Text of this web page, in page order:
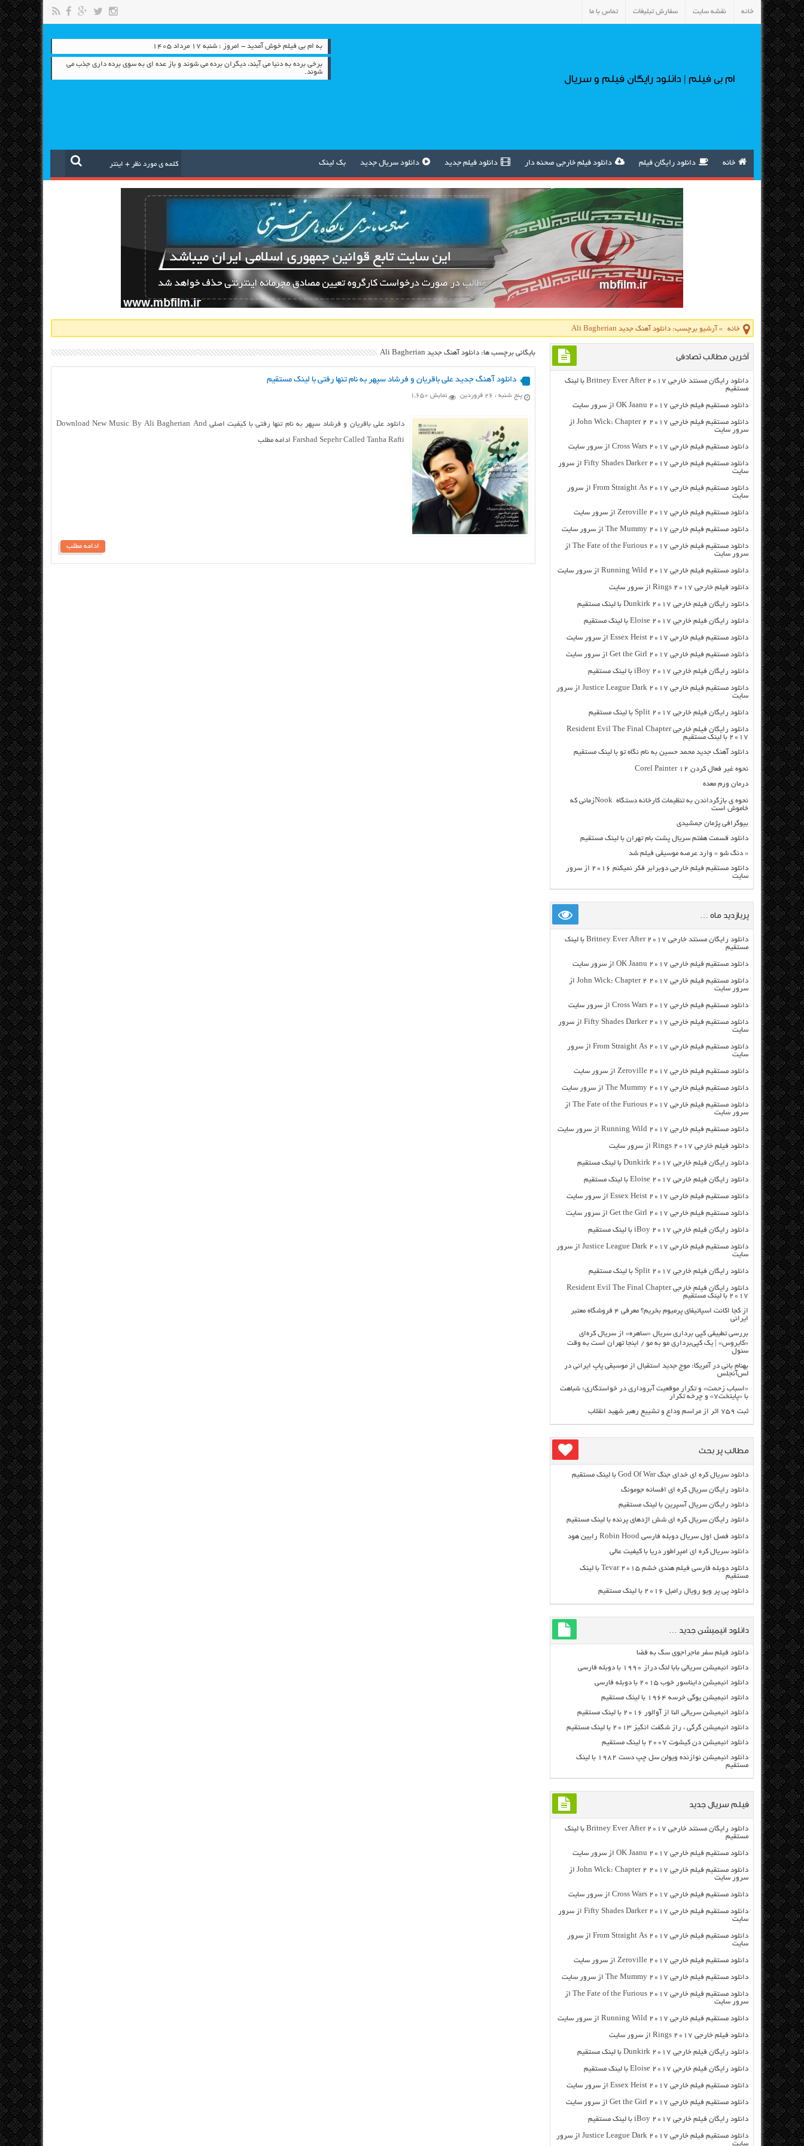
خانه نقشه سایت سفارش تبلیغات تماس با ما
ام بی فیلم | دانلود رایگان فیلم و سریال
به ام بی فیلم خوش آمدید - امروز : شنبه ۱۷ مرداد ۱۴۰۵
برخي برده به دنيا مي آيند، ديگران برده مي شوند و باز عده اي به سوي برده داري جذب مي
شوند.
خانه دانلود رایگان فیلم دانلود فیلم خارجی صحنه دار دانلود فیلم جدید دانلود سریال جدید بک لینک
خانه » آرشیو برچسب: دانلود آهنگ جدید Ali Bagherian
بایگانی برچسب ها: دانلود آهنگ جدید Ali Bagherian
دانلود آهنگ جدید علی باقریان و فرشاد سپهر به نام تنها رفتی با لینک مستقیم
پنج شنبه ، ۲۶ فروردین نمایش 1,650
دانلود علی باقریان و فرشاد سپهر به نام تنها رفتی با کیفیت اصلی Download New Music By Ali Bagherian And
Farshad Sepehr Called Tanha Rafti ادامه مطلب
ادامه مطلب
آخرین مطالب تصادفی
دانلود رایگان مسنتد خارجی Britney Ever After 2017 با لینک
مستقیم
دانلود مستقیم فیلم خارجی OK Jaanu 2017 از سرور سایت
دانلود مستقیم فیلم خارجی John Wick: Chapter 2 2017 از
سرور سایت
دانلود مستقیم فیلم خارجی Cross Wars 2017 از سرور سایت
دانلود مستقیم فیلم خارجی Fifty Shades Darker 2017 از سرور
سایت
دانلود مستقیم فیلم خارجی From Straight As 2017 از سرور
سایت
دانلود مستقیم فیلم خارجی Zeroville 2017 از سرور سایت
دانلود مستقیم فیلم خارجی The Mummy 2017 از سرور سایت
دانلود مستقیم فیلم خارجی The Fate of the Furious 2017 از
سرور سایت
دانلود مستقیم فیلم خارجی Running Wild 2017 از سرور سایت
دانلود فیلم خارجی Rings 2017 از سرور سایت
دانلود رایگان فیلم خارجی Dunkirk 2017 با لینک مستقیم
دانلود رایگان فیلم خارجی Eloise 2017 با لینک مستقیم
دانلود مستقیم فیلم خارجی Essex Heist 2017 از سرور سایت
دانلود مستقیم فیلم خارجی Get the Girl 2017 از سرور سایت
دانلود رایگان فیلم خارجی iBoy 2017 با لینک مستقیم
دانلود مستقیم فیلم خارجی Justice League Dark 2017 از سرور
سایت
دانلود رایگان فیلم خارجی Split 2017 با لینک مستقیم
دانلود رایگان فیلم خارجی Resident Evil The Final Chapter
2017 با لینک مستقیم
دانلود آهنگ جدید محمد حسین به نام نگاه تو با لینک مستقیم
نحوه غیر فعال کردن Corel Painter 12
درمان ورم معده
نحوه ی بازگرداندن به تنظیمات کارخانه دستگاه Nookزمانی که
خاموش است
بیوگرافی پژمان جمشیدی
دانلود قسمت هفتم سریال پشت بام تهران با لینک مستقیم
« دنگ شو » وارد عرصه موسیقی فیلم شد
دانلود مستقیم فیلم خارجی دوبرابر فکر نمیکنم ۲۰۱۶ از سرور
سایت
پربازدید ماه …
دانلود رایگان مسنتد خارجی Britney Ever After 2017 با لینک
مستقیم
دانلود مستقیم فیلم خارجی OK Jaanu 2017 از سرور سایت
دانلود مستقیم فیلم خارجی John Wick: Chapter 2 2017 از
سرور سایت
دانلود مستقیم فیلم خارجی Cross Wars 2017 از سرور سایت
دانلود مستقیم فیلم خارجی Fifty Shades Darker 2017 از سرور
سایت
دانلود مستقیم فیلم خارجی From Straight As 2017 از سرور
سایت
دانلود مستقیم فیلم خارجی Zeroville 2017 از سرور سایت
دانلود مستقیم فیلم خارجی The Mummy 2017 از سرور سایت
دانلود مستقیم فیلم خارجی The Fate of the Furious 2017 از
سرور سایت
دانلود مستقیم فیلم خارجی Running Wild 2017 از سرور سایت
دانلود فیلم خارجی Rings 2017 از سرور سایت
دانلود رایگان فیلم خارجی Dunkirk 2017 با لینک مستقیم
دانلود رایگان فیلم خارجی Eloise 2017 با لینک مستقیم
دانلود مستقیم فیلم خارجی Essex Heist 2017 از سرور سایت
دانلود مستقیم فیلم خارجی Get the Girl 2017 از سرور سایت
دانلود رایگان فیلم خارجی iBoy 2017 با لینک مستقیم
دانلود مستقیم فیلم خارجی Justice League Dark 2017 از سرور
سایت
دانلود رایگان فیلم خارجی Split 2017 با لینک مستقیم
دانلود رایگان فیلم خارجی Resident Evil The Final Chapter
2017 با لینک مستقیم
از کجا اکانت اسپاتیفای پرمیوم بخریم؟ معرفی ۴ فروشگاه معتبر
ایرانی
بررسی تطبیقی کپی برداری سریال «ساهره» از سریال کره‌ای
«کایروس» | یک کپی‌برداری مو به مو / اینجا تهران است به وقت
سئول
بهنام بانی در آمریکا: موج جدید استقبال از موسیقی پاپ ایرانی در
لس‌آنجلس
«اسباب زحمت» و تکرار موقعیت آبروداری در خواستگاری؛ شباهت
با «پایتخت۷» و چرخه تکرار
ثبت ۷۵۹ اثر از مراسم وداع و تشییع رهبر شهید انقلاب
مطالب پر بحث
دانلود سریال کره ای خدای جنگ God Of War با لینک مستقیم
دانلود رایگان سریال کره ای افسانه جومونگ
دانلود رایگان سریال آسپرین با لینک مستقیم
دانلود رایگان سریال کره ای شش اژدهای پرنده با لینک مستقیم
دانلود فصل اول سریال دوبله فارسی Robin Hood رابین هود
دانلود سریال کره ای امپراطور دریا با کیفیت عالی
دانلود دوبله فارسی فیلم هندی خشم Tevar ۲۰۱۵ با لینک
مستقیم
دانلود پی پر ویو رویال رامبل ۲۰۱۶ با لینک مستقیم
دانلود انیمیشن جدید …
دانلود فیلم سفر ماجراجوی سگ به فضا
دانلود انیمیشن سریالی بابا لنگ دراز ۱۹۹۰ با دوبله فارسی
دانلود انیمیشن دایناسور خوب ۲۰۱۵ با دوبله فارسی
دانلود انیمیشن یوگی خرسه ۱۹۶۴ با لینک مستقیم
دانلود انیمیشن سریالی النا از آوالور ۲۰۱۶ با لینک مستقیم
دانلود انیمیشن گرگی ، راز شگفت انگیز ۲۰۱۳ با لینک مستقیم
دانلود انیمیشن دن کیشوت ۲۰۰۷ با لینک مستقیم
دانلود انیمیشن نوازنده ویولن سل چپ دست ۱۹۸۲ با لینک
مستقیم
فیلم سریال جدید
دانلود رایگان مسنتد خارجی Britney Ever After 2017 با لینک
مستقیم
دانلود مستقیم فیلم خارجی OK Jaanu 2017 از سرور سایت
دانلود مستقیم فیلم خارجی John Wick: Chapter 2 2017 از
سرور سایت
دانلود مستقیم فیلم خارجی Cross Wars 2017 از سرور سایت
دانلود مستقیم فیلم خارجی Fifty Shades Darker 2017 از سرور
سایت
دانلود مستقیم فیلم خارجی From Straight As 2017 از سرور
سایت
دانلود مستقیم فیلم خارجی Zeroville 2017 از سرور سایت
دانلود مستقیم فیلم خارجی The Mummy 2017 از سرور سایت
دانلود مستقیم فیلم خارجی The Fate of the Furious 2017 از
سرور سایت
دانلود مستقیم فیلم خارجی Running Wild 2017 از سرور سایت
دانلود فیلم خارجی Rings 2017 از سرور سایت
دانلود رایگان فیلم خارجی Dunkirk 2017 با لینک مستقیم
دانلود رایگان فیلم خارجی Eloise 2017 با لینک مستقیم
دانلود مستقیم فیلم خارجی Essex Heist 2017 از سرور سایت
دانلود مستقیم فیلم خارجی Get the Girl 2017 از سرور سایت
دانلود رایگان فیلم خارجی iBoy 2017 با لینک مستقیم
دانلود مستقیم فیلم خارجی Justice League Dark 2017 از سرور
سایت